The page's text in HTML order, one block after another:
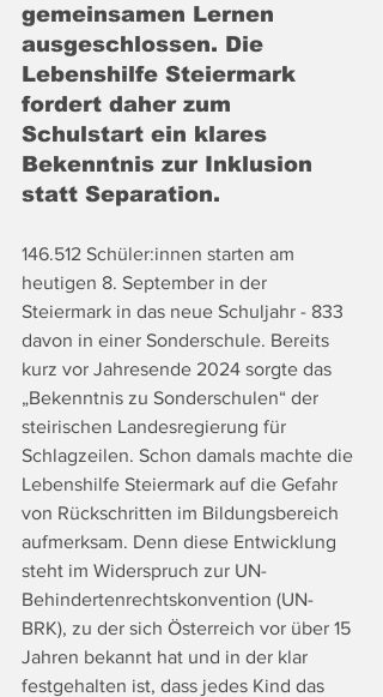
gemeinsamen Lernen
ausgeschlossen. Die
Lebenshilfe Steiermark
fordert daher zum
Schulstart ein klares
Bekenntnis zur Inklusion
statt Separation.
146.512 Schüler:innen starten am
heutigen 8. September in der
Steiermark in das neue Schuljahr - 833
davon in einer Sonderschule. Bereits
kurz vor Jahresende 2024 sorgte das
„Bekenntnis zu Sonderschulen“ der
steirischen Landesregierung für
Schlagzeilen. Schon damals machte die
Lebenshilfe Steiermark auf die Gefahr
von Rückschritten im Bildungsbereich
aufmerksam. Denn diese Entwicklung
steht im Widerspruch zur UN-
Behindertenrechtskonvention (UN-
BRK), zu der sich Österreich vor über 15
Jahren bekannt hat und in der klar
festgehalten ist, dass jedes Kind das